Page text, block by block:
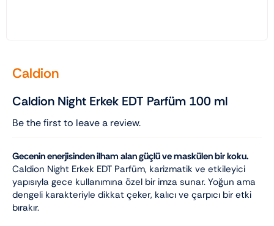
Caldion
Caldion Night Erkek EDT Parfüm 100 ml
Be the first to leave a review.
Gecenin enerjisinden ilham alan güçlü ve maskülen bir koku.
Caldion Night Erkek EDT Parfüm, karizmatik ve etkileyici
yapısıyla gece kullanımına özel bir imza sunar. Yoğun ama
dengeli karakteriyle dikkat çeker, kalıcı ve çarpıcı bir etki
bırakır.